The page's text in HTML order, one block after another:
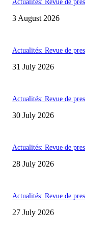
Actualités: Revue de
3 August 2026
Actualités: Revue de
31 July 2026
Actualités: Revue de
30 July 2026
Actualités: Revue de
28 July 2026
Actualités: Revue de
27 July 2026